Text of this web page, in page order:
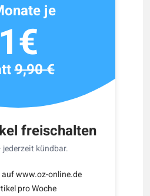
freischalten
kündbar.
www.oz-online.de
pro Woche
je
1€
9,90 €